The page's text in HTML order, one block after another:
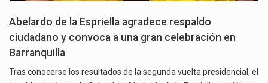
Abelardo de la Espriella agradece respaldo
ciudadano y convoca a una gran celebración en
Barranquilla
Tras conocerse los resultados de la segunda vuelta presidencial, el